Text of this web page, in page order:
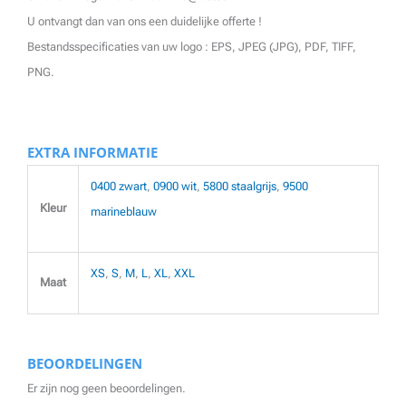
U ontvangt dan van ons een duidelijke offerte !
Bestandsspecificaties van uw logo : EPS, JPEG (JPG), PDF, TIFF,
PNG.
EXTRA INFORMATIE
Kleur
0400 zwart, 0900 wit, 5800 staalgrijs, 9500
marineblauw
Maat
XS, S, M, L, XL, XXL
BEOORDELINGEN
Er zijn nog geen beoordelingen.